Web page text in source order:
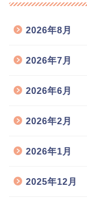
2026年8月
2026年7月
2026年6月
2026年2月
2026年1月
2025年12月